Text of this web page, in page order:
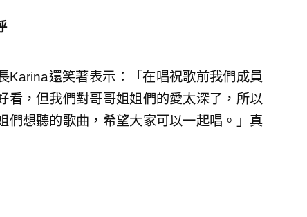
Karina還笑著表示：「在唱祝歌前我們成員
看，但我們對哥哥姐姐們的愛太深了，所以
們想聽的歌曲，希望大家可以一起唱。」真